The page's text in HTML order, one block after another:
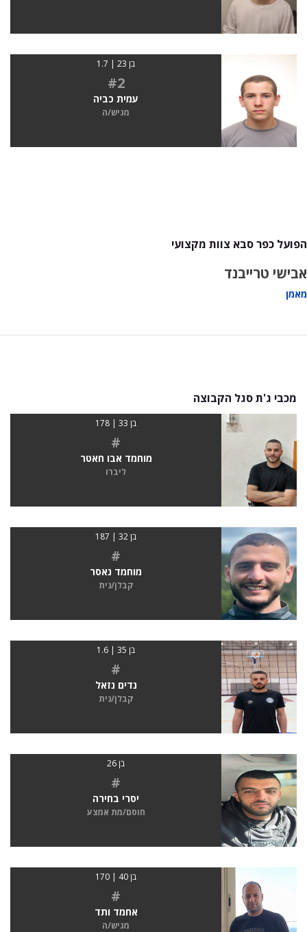
בן 23 | 1.7
#2
עמית כביה
מגיש/ה
הפועל כפר סבא צוות מקצועי
אבישי טרייבנד
מאמן
מכבי ג'ת סגל הקבוצה
בן 33 | 178
#
מוחמד אבו חאטר
ליברו
בן 32 | 187
#
מוחמד נאסר
קבלן/נית
בן 35 | 1.6
#
נדים נזאל
קבלן/נית
בן 26
#
יסרי בחירה
חוסם/מת אמצע
בן 40 | 170
#
אחמד ותד
מגיש/ה